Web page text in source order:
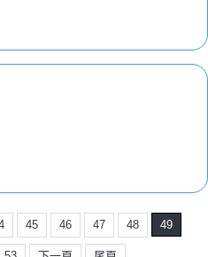
45 46 47 48 49